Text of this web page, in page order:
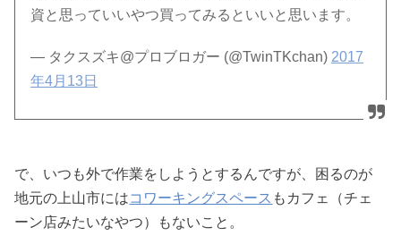
資と思っていいやつ買ってみるといいと思います。
— タクスズキ@プロブロガー (@TwinTKchan) 2017
年4月13日
で、いつも外で作業をしようとするんですが、困るのが
地元の上山市にはコワーキングスペース もカフェ（チェ
ーン店みたいなやつ）もないこと。